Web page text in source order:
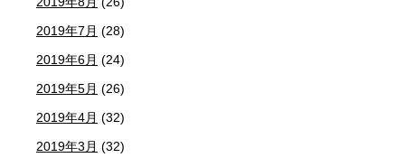
2019年7月 (28)
2019年6月 (24)
2019年5月 (26)
2019年4月 (32)
2019年3月 (32)